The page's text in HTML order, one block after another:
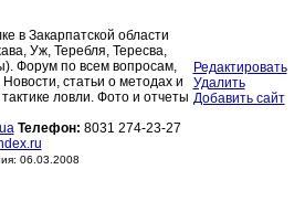
в Закарпатской области
Уж, Теребля, Тересва,
Форум по всем вопросам,
статьи о методах и
ловли. Фото и отчеты
Телефон: 8031 274-23-27
06.03.2008
Редактировать
Удалить
Добавить сайт